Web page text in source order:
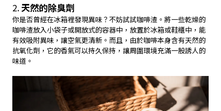
2.天然的除臭劑
你是否曾經在冰箱裡發現異味？不妨試試咖啡渣。將一些乾燥的
咖啡渣放入小袋子或開放式的容器中，放置於冰箱或鞋櫃中，能
有效吸附異味，讓空氣更清新。而且，由於咖啡本身含有天然的
抗氧化劑，它的香氣可以持久保持，讓周圍環境充滿一股誘人的
味道。